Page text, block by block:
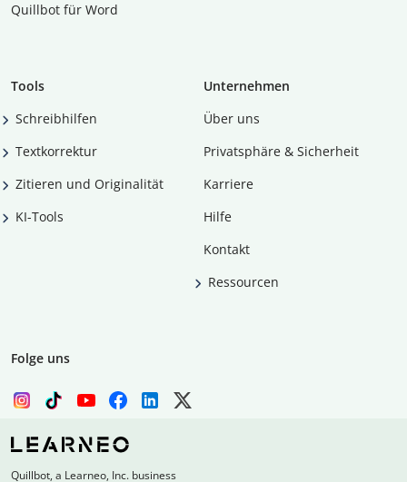
Quillbot für Word
Tools
Schreibhilfen
Textkorrektur
Zitieren und Originalität
KI-Tools
Unternehmen
Über uns
Privatsphäre & Sicherheit
Karriere
Hilfe
Kontakt
Ressourcen
Folge uns
Quillbot, a Learneo, Inc. business